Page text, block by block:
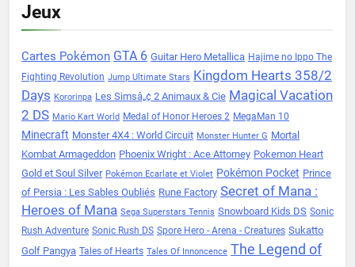
Jeux
Cartes Pokémon GTA 6 Guitar Hero Metallica Hajime no Ippo The
Fighting Revolution Jump Ultimate Stars Kingdom Hearts 358/2
Days Kororinpa Les Simsâ„¢ 2 Animaux & Cie Magical Vacation
2 DS Mario Kart World Medal of Honor Heroes 2 MegaMan 10
Minecraft Monster 4X4 : World Circuit Monster Hunter G Mortal
Kombat Armageddon Phoenix Wright : Ace Attorney Pokemon Heart
Gold et Soul Silver Pokémon Ecarlate et Violet Pokémon Pocket Prince
of Persia : Les Sables Oubliés Rune Factory Secret of Mana :
Heroes of Mana Sega Superstars Tennis Snowboard Kids DS Sonic
Rush Adventure Sonic Rush DS Spore Hero - Arena - Creatures Sukatto
Golf Pangya Tales of Hearts Tales Of Innoncence The Legend of